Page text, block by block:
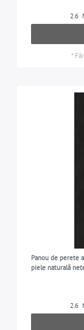
2.6
*
Panou de perete
piele naturală
2.6